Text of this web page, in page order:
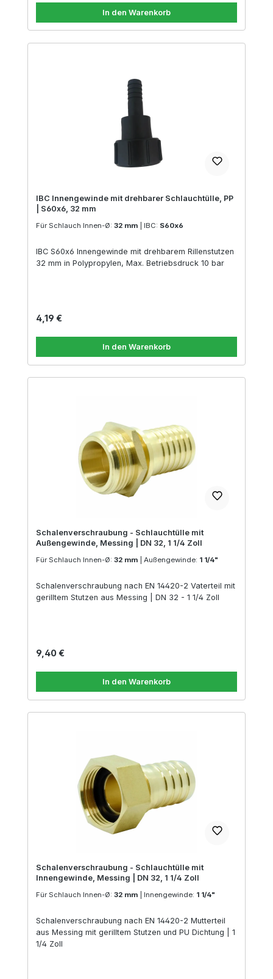
In den Warenkorb
IBC Innengewinde mit drehbarer Schlauchtülle, PP
| S60x6, 32 mm
Für Schlauch Innen-Ø: 32 mm IBC: S60x6
IBC S60x6 Innengewinde mit drehbarem Rillenstutzen
32 mm in Polypropylen, Max. Betriebsdruck 10 bar
Regulärer Preis:
4,19 €
In den Warenkorb
Schalenverschraubung - Schlauchtülle mit
Außengewinde, Messing | DN 32, 1 1/4 Zoll
Für Schlauch Innen-Ø: 32 mm Außengewinde: 1 1/4"
Schalenverschraubung nach EN 14420-2 Vaterteil mit
gerilltem Stutzen aus Messing | DN 32 - 1 1/4 Zoll
Regulärer Preis:
9,40 €
In den Warenkorb
Schalenverschraubung - Schlauchtülle mit
Innengewinde, Messing | DN 32, 1 1/4 Zoll
Für Schlauch Innen-Ø: 32 mm Innengewinde: 1 1/4"
Schalenverschraubung nach EN 14420-2 Mutterteil
aus Messing mit gerilltem Stutzen und PU Dichtung | 1
1/4 Zoll